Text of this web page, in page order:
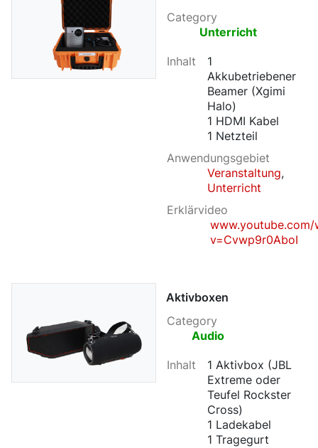
Category
Unterricht
Inhalt
1
Akkubetriebener
Beamer (Xgimi
Halo)
1 HDMI Kabel
1 Netzteil
Anwendungsgebiet
Veranstaltung,
Unterricht
Erklärvideo
www.youtube.com/
v=Cvwp9r0AboI
Aktivboxen
Category
Audio
Inhalt
1 Aktivbox (JBL
Extreme oder
Teufel Rockster
Cross)
1 Ladekabel
1 Tragegurt